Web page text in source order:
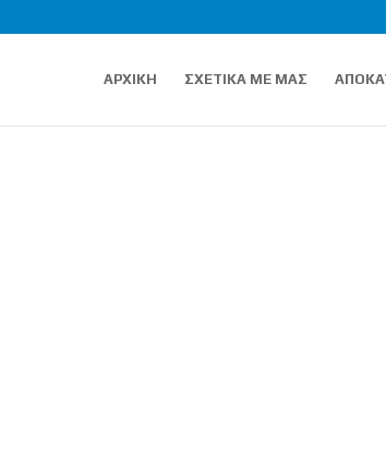
ΑΡΧΙΚΗ ΣΧΕΤΙΚΑ ΜΕ ΜΑΣ